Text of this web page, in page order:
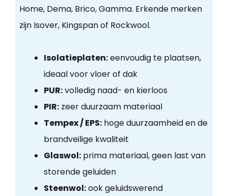
Home, Dema, Brico, Gamma. Erkende merken
zijn Isover, Kingspan of Rockwool.
Isolatieplaten:eenvoudig te plaatsen,
ideaal voor vloer of dak
PUR:volledig naad- en kierloos
PIR:zeer duurzaam materiaal
Tempex / EPS:hoge duurzaamheid en de
brandveilige kwaliteit
Glaswol:prima materiaal, geen last van
storende geluiden
Steenwol:ook geluidswerend